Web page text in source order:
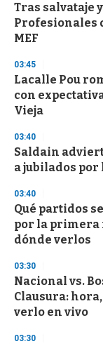
c
o
n
s
Tras salvataje
Profesionales
MEF
03:45
Lacalle Pou
con
Vieja
03:40
Saldain
a jubilados
03:40
Qué partidos
por la primera
dónde verlos
03:30
Nacional vs.
Clausura:
verlo en vivo
03:30